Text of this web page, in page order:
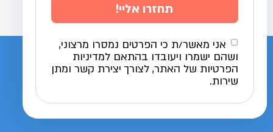
אני מאשר/ת כי הפרטים נמסרו מרצוני,
ושהם ישמרו ויעובדו בהתאם למדיניות
הפרטיות של האתר, לצורך יצירת קשר ומתן
שירות.
תחזרו אליי!